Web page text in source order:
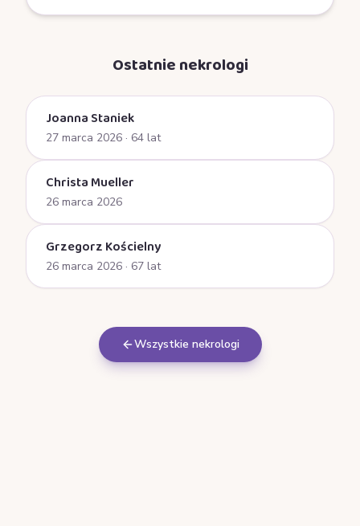
Ostatnie nekrologi
Joanna Staniek
27 marca 2026 · 64 lat
Christa Mueller
26 marca 2026
Grzegorz Kościelny
26 marca 2026 · 67 lat
Wszystkie nekrologi